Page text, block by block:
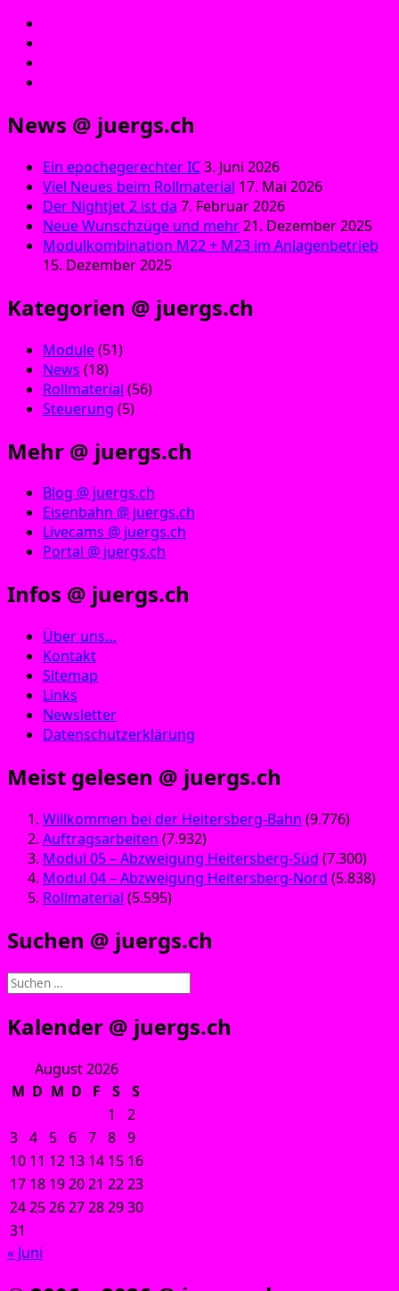
News @ juergs.ch
Ein epochegerechter IC3. Juni 2026
Viel Neues beim Rollmaterial 17. Mai 2026
Der Nightjet 2 ist da 7. Februar 2026
Neue Wunschzüge und mehr21. Dezember 2025
Modulkombination M22 + M23 im Anlagenbetrieb
15. Dezember 2025
Kategorien @ juergs.ch
Module(51)
News (18)
Rollmaterial (56)
Steuerung (5)
Mehr @ juergs.ch
Blog @ juergs.ch
Eisenbahn @ juergs.ch
Livecams @ juergs.ch
Portal @ juergs.ch
Infos @ juergs.ch
Über uns…
Kontakt
Sitemap
Links
Newsletter
Datenschutzerklärung
Meist gelesen @ juergs.ch
Willkommen bei der Heitersberg-Bahn (9.776)
Auftragsarbeiten (7.932)
Modul 05 – Abzweigung Heitersberg-Süd (7.300)
Modul 04 – Abzweigung Heitersberg-Nord (5.838)
Rollmaterial (5.595)
Suchen @ juergs.ch
Suchen
Kalender @ juergs.ch
August 2026
M D M D F S
S
1
2
3 4 5 6 7 8 9
10 11 12 13 14 15 16
17 18 192021 2223
24252627282930
31
« Juni